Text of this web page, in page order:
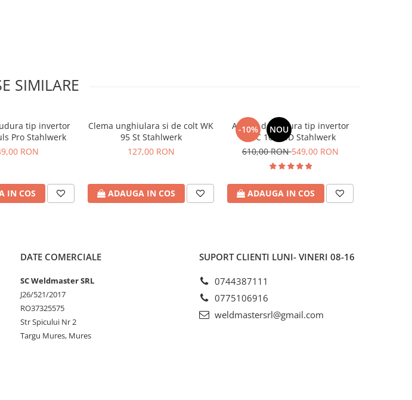
SIMILARE
tip invertor
Pro Stahlwerk
RON
IN COS
Clema unghiulara si de colt WK
95 St Stahlwerk
127,00 RON
ADAUGA IN COS
-10% NOU
Aparat de sudura tip invertor
ARC 160 MD Stahlwerk
610,00 RON549,00 RON
ADAUGA IN COS
DATE COMERCIALE
SC Weldmaster SRL
J26/521/2017
RO37325575
Str Spicului Nr 2
Targu Mures, Mures
SUPORT CLIENTI LUNI- VINERI 08-16
0744387111
0775106916
weldmastersrl@gmail.com